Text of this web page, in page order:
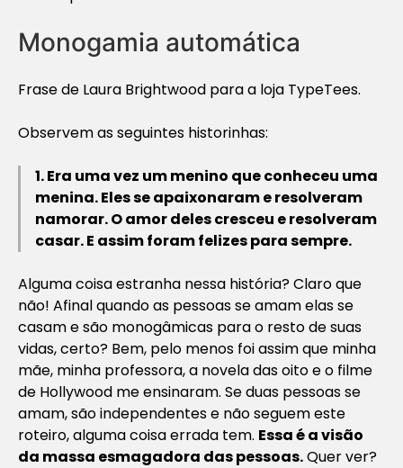
Monogamia automática
Frase de Laura Brightwood para a loja TypeTees.
Observem as seguintes historinhas:
1. Era uma vez um menino que conheceu uma
menina. Eles se apaixonaram e resolveram
namorar. O amor deles cresceu e resolveram
casar. E assim foram felizes para sempre.
Alguma coisa estranha nessa história? Claro que
não! Afinal quando as pessoas se amam elas se
casam e são monogâmicas para o resto de suas
vidas, certo? Bem, pelo menos foi assim que minha
mãe, minha professora, a novela das oito e o filme
de Hollywood me ensinaram. Se duas pessoas se
amam, são independentes e não seguem este
roteiro, alguma coisa errada tem. Essa é a visão
da massa esmagadora das pessoas.Quer ver?